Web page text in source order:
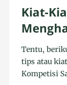
Kiat-
Tentu,
tips atau
Kompetisi